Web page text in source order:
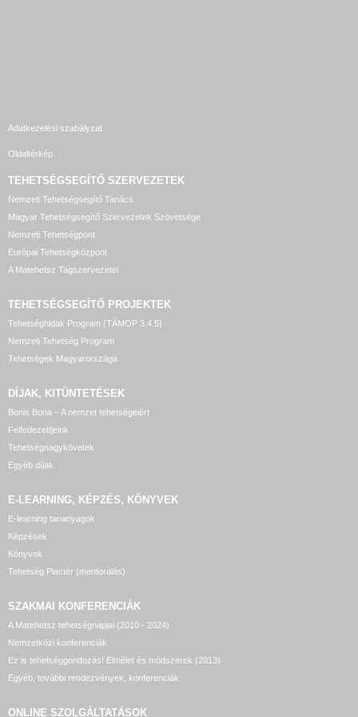
Adatkezelési szabályzat
Oldaltérkép
TEHETSÉGSEGÍTŐ SZERVEZETEK
Nemzeti Tehetségsegítő Tanács
Magyar Tehetségsegítő Szervezetek Szövetsége
Nemzeti Tehetségpont
Európai Tehetségközpont
A Matehetsz Tagszervezetei
TEHETSÉGSEGÍTŐ PROJEKTEK
Tehetséghidak Program (TÁMOP 3.4.5)
Nemzeti Tehetség Program
Tehetségek Magyarországa
DÍJAK, KITÜNTETÉSEK
Bonis Bona – A nemzet tehetségeiért
Felfedezettjeink
Tehetségnagykövetek
Egyéb díjak
E-LEARNING, KÉPZÉS, KÖNYVEK
E-learning tananyagok
Képzések
Könyvek
Tehetség Piactér (mentorálás)
SZAKMAI KONFERENCIÁK
A Matehetsz tehetségnapjai (2010 - 2024)
Nemzetközi konferenciák
Ez is tehetséggondozás! Elmélet és módszerek (2013)
Egyéb, további rendezvények, konferenciák
ONLINE SZOLGÁLTATÁSOK